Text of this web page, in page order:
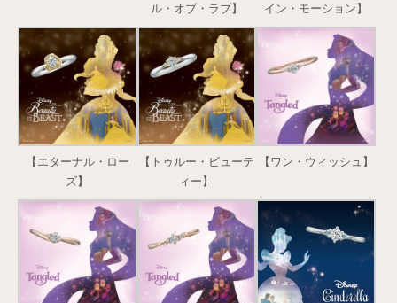
ル・オブ・ラブ】
イン・モーション】
【エターナル・ロー
ズ】
【トゥルー・ビューテ
ィー】
【ワン・ウィッシュ】